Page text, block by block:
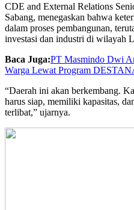
CDE and External Relations
Sabang, menegaskan bahwa
dalam proses pembangunan,
investasi dan industri di wilayah
Baca Juga:PT Masmindo Dwi
Warga Lewat Program
“Daerah ini akan berkembang.
harus siap, memiliki kapasitas,
terlibat,” ujarnya.